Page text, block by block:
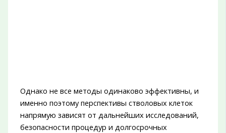
Однако не все методы одинаково эффективны, и
именно поэтому перспективы стволовых клеток
напрямую зависят от дальнейших исследований,
безопасности процедур и долгосрочных